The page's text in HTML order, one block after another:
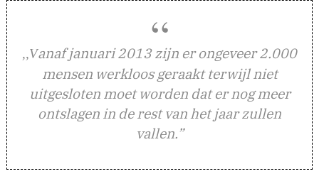
,,Vanaf januari 2013 zijn er ongeveer 2.000
mensen werkloos geraakt terwijl niet
uitgesloten moet worden dat er nog meer
ontslagen in de rest van het jaar zullen
vallen.”